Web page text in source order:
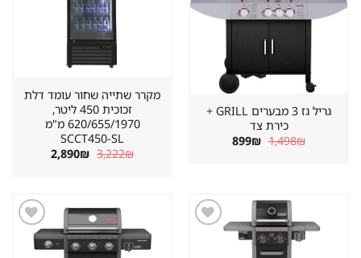
גריל גז 3 מבערים GRILL +
כירת צד
1,498₪ המחיר
899₪ המחיר
מקרר שתייה שחור עומד דלת
זכוכית 450 ליטר,
620/655/1970 מ"מ
SCCT450-SL
3,222₪ המחיר
המקורי
2,890₪ המחיר
הנוכחי
שמור
מוצר